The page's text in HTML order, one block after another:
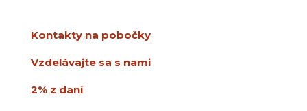
Kontakty na pobočky
Vzdelávajte sa s nami
2% z daní